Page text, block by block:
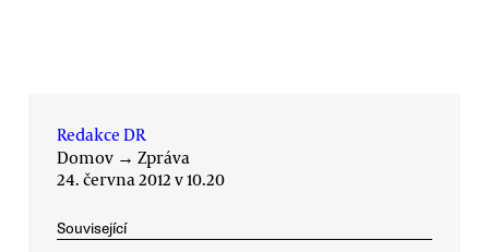
Redakce DR
Domov → Zpráva
24. června 2012 v 10.20
Související